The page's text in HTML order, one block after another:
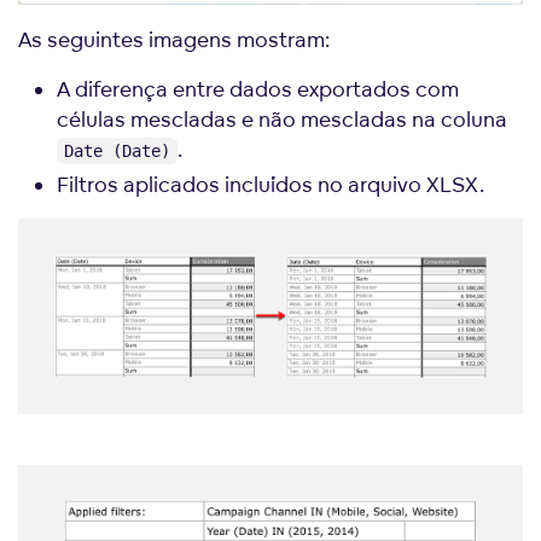
As seguintes imagens mostram:
A diferença entre dados exportados com
células mescladas e não mescladas na coluna
Date (Date) .
Filtros aplicados incluídos no arquivo XLSX.